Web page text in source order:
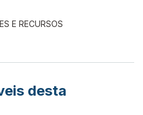
E RECURSOS
desta